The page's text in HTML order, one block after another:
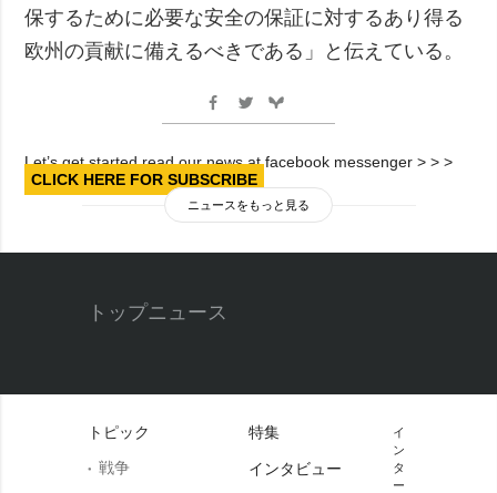
保するために必要な安全の保証に対するあり得る
欧州の貢献に備えるべきである」と伝えている。
Let’s get started read our news at facebook messenger > > >
CLICK HERE FOR SUBSCRIBE
ニュースをもっと見る
トップニュース
トピック
戦争
特集
インタビュー
イ
ン
タ
ー